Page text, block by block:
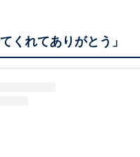
くれてありがとう」